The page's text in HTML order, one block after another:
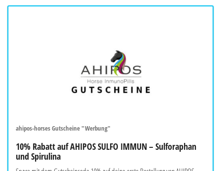
ahipos-horses Gutscheine "Werbung"
10% Rabatt auf AHIPOS SULFO IMMUN – Sulforaphan
und Spirulina